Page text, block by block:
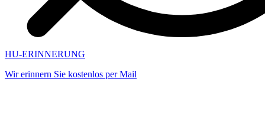
HU-ERINNERUNG
Wir erinnern Sie kostenlos per Mail